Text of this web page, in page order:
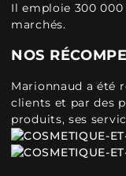
Il emploie 300 000
marchés.
NOS
Marionnaud a été
clients et par des
produits, ses